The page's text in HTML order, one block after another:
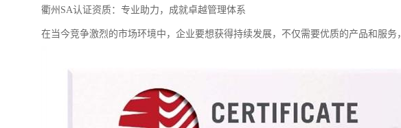
衢州SA认证资质：专业助力，成就卓越管理体系
在当今竞争激烈的市场环境中，企业要想获得持续发展，不仅需要优质的产品和服